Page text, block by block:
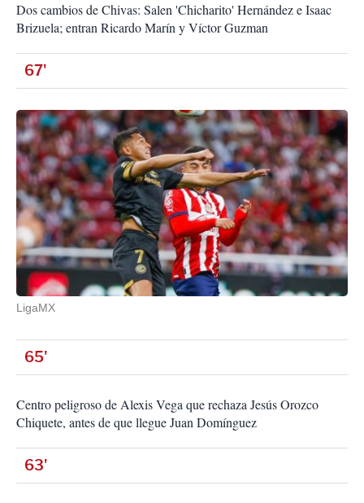
Dos cambios de Chivas: Salen 'Chicharito' Hernández e Isaac
Brizuela; entran Ricardo Marín y Víctor Guzman
67'
LigaMX
65'
Centro peligroso de Alexis Vega que rechaza Jesús Orozco
Chiquete, antes de que llegue Juan Domínguez
63'